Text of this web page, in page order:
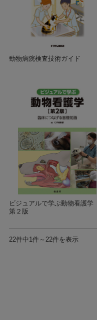
動物病院検査技術ガイド
ビジュアルで学ぶ動物看護学
第２版
22件中1件～22件を表示